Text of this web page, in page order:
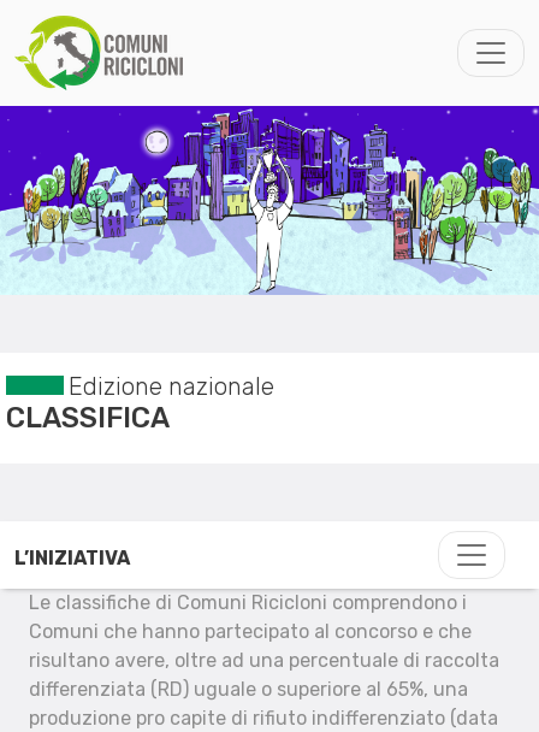
Edizione nazionale
CLASSIFICA
L’INIZIATIVA
Le classifiche di Comuni Ricicloni comprendono i
Comuni che hanno partecipato al concorso e che
risultano avere, oltre ad una percentuale di raccolta
differenziata (RD) uguale o superiore al 65%, una
produzione pro capite di rifiuto indifferenziato (data